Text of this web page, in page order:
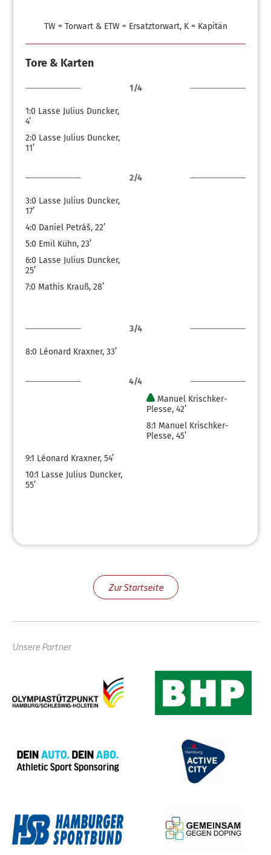
TW = Torwart & ETW = Ersatztorwart, K = Kapitän
Tore & Karten
1/4
1:0 Lasse Julius Duncker,
4’
2:0 Lasse Julius Duncker,
11’
2/4
3:0 Lasse Julius Duncker,
17’
4:0 Daniel Petráš, 22’
5:0 Emil Kühn, 23’
6:0 Lasse Julius Duncker,
25’
7:0 Mathis Krauß, 28’
3/4
8:0 Léonard Kraxner, 33’
4/4
Manuel Krischker-
Plesse, 42’
8:1 Manuel Krischker-
Plesse, 45’
9:1 Léonard Kraxner, 54’
10:1 Lasse Julius Duncker,
55’
Zur Startseite
Unsere Partner